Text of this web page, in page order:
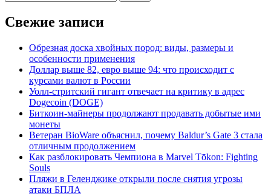
Свежие записи
Обрезная доска хвойных пород: виды, размеры и
особенности применения
Доллар выше 82, евро выше 94: что происходит с
курсами валют в России
Уолл-стритский гигант отвечает на критику в адрес
Dogecoin (DOGE)
Биткоин-майнеры продолжают продавать добытые ими
монеты
Ветеран BioWare объяснил, почему Baldur’s Gate 3 стала
отличным продолжением
Как разблокировать Чемпиона в Marvel Tōkon: Fighting
Souls
Пляжи в Геленджике открыли после снятия угрозы
атаки БПЛА